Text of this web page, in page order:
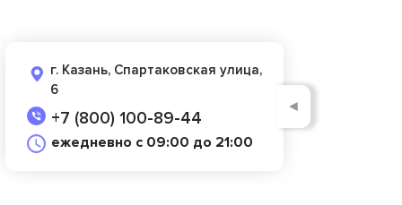
г. Казань, Спартаковская улица,
6
+7 (800) 100-89-44
ежедневно с 09:00 до 21:00
◄